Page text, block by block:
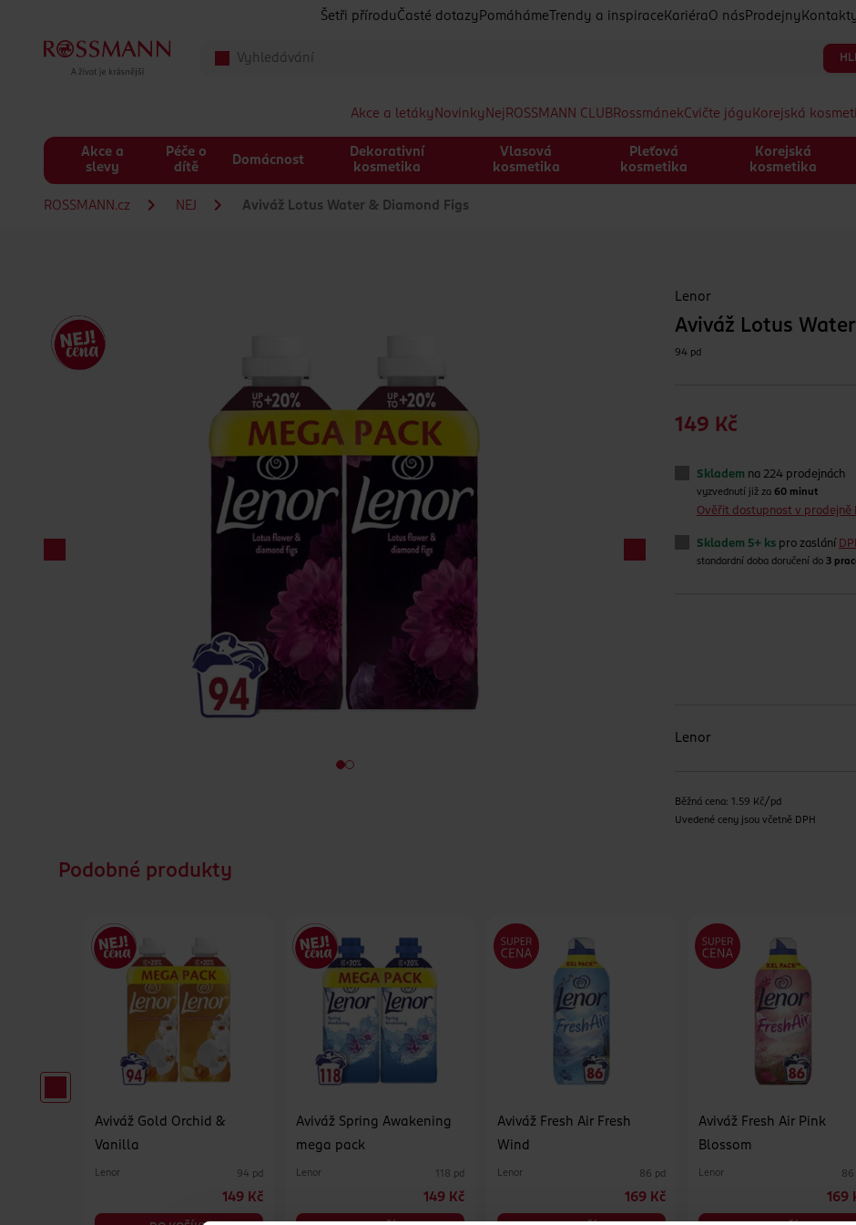
Šetři přírodu Časté dotazy Pomáháme Trendy a inspirace Kariéra O nás Prodejny Kontakty
Akce a letáky Novinky Nej ROSSMANN CLUBRossmánekCvičte jógu Korejská
Akce a
slevy
Péče o
dítě
Domácnost
Dekorativní
kosmetika
Vlasová
kosmetika
Pleťová
kosmetika
Korejská
kosmetika
ROSSMANN.cz NEJ Aviváž Lotus Water & Diamond Figs
Lenor
Aviváž Lotus
94 pd
149 Kč
Skladem na 224 prodejnách
vyzvednutí již za60 minut
Ověřit dostupnost v prodejně
Skladem 5+ ks pro zaslání
standardní doba doručení do 3
Lenor
Běžná cena: 1.59 Kč/pd
Uvedené ceny jsou včetně DPH
Podobné produkty
Aviváž Gold Orchid &
Vanilla
Lenor 94 pd
149 Kč
Aviváž Spring Awakening
mega pack
Lenor 118 pd
149 Kč
Aviváž Fresh Air Fresh
Wind
Lenor 86 pd
169 Kč
Aviváž Fresh Air Pink
Blossom
Lenor 86
169